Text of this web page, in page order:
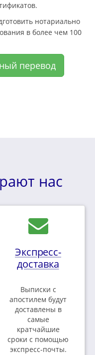
нотариально
в более чем 100
перевод
нас
Экспресс-
доставка
Выписки с
апостилем будут
доставлены в
самые
кратчайшие
сроки с помощью
экспресс-почты.